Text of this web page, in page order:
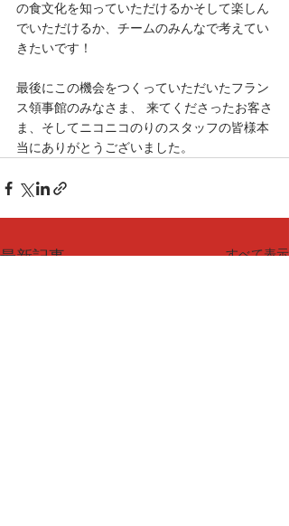
の食文化を知っていただけるかそして楽しん
でいただけるか、チームのみんなで考えてい
きたいです！
最後にこの機会をつくっていただいたフラン
ス領事館のみなさま、 来てくださったお客さ
ま、そしてニコニコのりのスタッフの皆様本
当にありがとうございました。
最新記事 すべて表示